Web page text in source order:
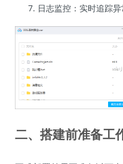
日志监控：实时追踪
二、搭建前准备工